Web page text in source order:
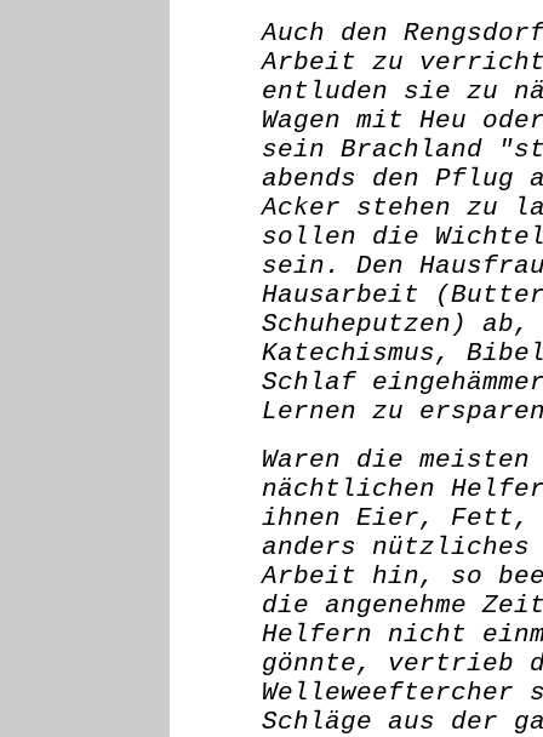
Auch den
Arbeit zu
entluden sie zu
Wagen mit Heu
sein Brachland
abends den Pflug
Acker stehen zu
sollen die Wichtel
sein. Den
Hausarbeit
Schuheputzen)
Katechismus,
Schlaf
Lernen zu
Waren die
nächtlichen
ihnen Eier, Fett,
anders
Arbeit hin, so
die angenehme
Helfern nicht
gönnte, vertrieb
Schläge aus der